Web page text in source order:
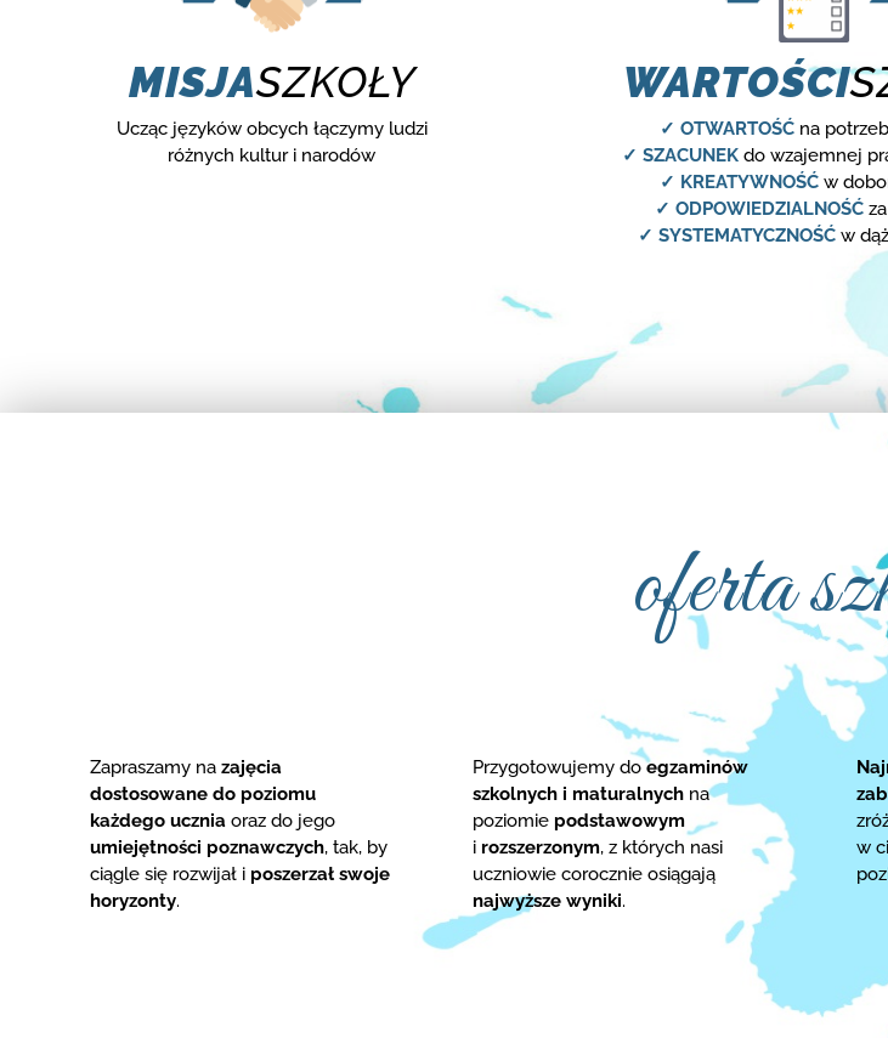
MISJASZKOŁY
Ucząc języków obcych łączymy ludzi
różnych kultur i narodów
WARTOŚCI
✓ OTWARTOŚĆna
✓ SZACUNEKdo wzajemnej
✓ KREATYWNOŚĆw
✓ ODPOWIEDZIALNOŚĆ
✓ SYSTEMATYCZNOŚĆ w
oferta
Zapraszamy nazajęcia
dostosowane do poziomu
każdego ucznia oraz do jego
umiejętności poznawczych, tak, by
ciągle się rozwijał i poszerzał swoje
horyzonty.
Przygotowujemy doegzaminów
szkolnych i maturalnych na
poziomie podstawowym
i rozszerzonym, z których nasi
uczniowie corocznie osiągają
najwyższe wyniki.
w